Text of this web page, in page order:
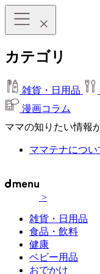
カテゴリ
雑貨・日用品
漫画コラム
ママの知りたい情報
ママテナについ
>
雑貨・日用品
食品・飲料
健康
ベビー用品
おでかけ